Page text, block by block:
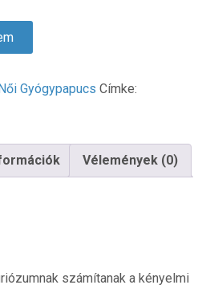
Gyógypapucs Címke:
Vélemények (0)
számítanak a kényelmi